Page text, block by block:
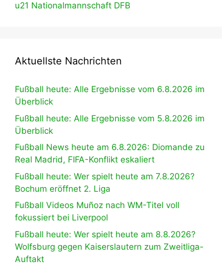
u21 Nationalmannschaft DFB
Aktuellste Nachrichten
Fußball heute: Alle Ergebnisse vom 6.8.2026 im
Überblick
Fußball heute: Alle Ergebnisse vom 5.8.2026 im
Überblick
Fußball News heute am 6.8.2026: Diomande zu
Real Madrid, FIFA-Konflikt eskaliert
Fußball heute: Wer spielt heute am 7.8.2026?
Bochum eröffnet 2. Liga
Fußball Videos Muñoz nach WM-Titel voll
fokussiert bei Liverpool
Fußball heute: Wer spielt heute am 8.8.2026?
Wolfsburg gegen Kaiserslautern zum Zweitliga-
Auftakt